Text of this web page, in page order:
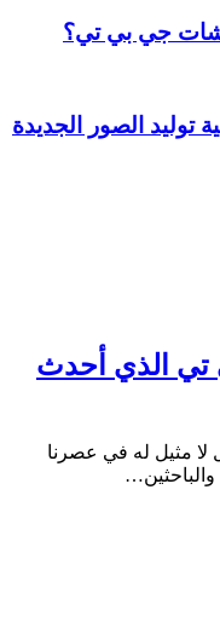
شات جي بي تي؟
توليد الصور الجديدة
تي الذي أحدث
لا مثيل له في عصرنا